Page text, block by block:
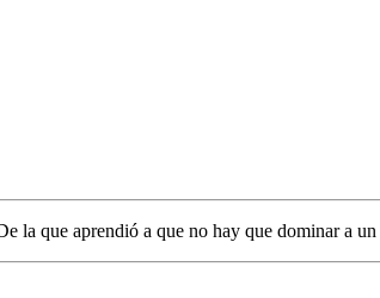
la que aprendió a que no hay que dominar a un